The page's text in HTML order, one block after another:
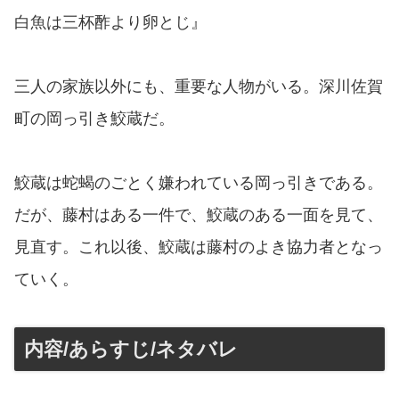
白魚は三杯酢より卵とじ』
三人の家族以外にも、重要な人物がいる。深川佐賀
町の岡っ引き鮫蔵だ。
鮫蔵は蛇蝎のごとく嫌われている岡っ引きである。
だが、藤村はある一件で、鮫蔵のある一面を見て、
見直す。これ以後、鮫蔵は藤村のよき協力者となっ
ていく。
内容/あらすじ/ネタバレ